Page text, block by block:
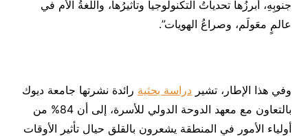
جنوبِهِ، أبرزُها تحدياتُ التكنولوجيا وتأثيرُها، واللغةُ الأم في
عالمٍ معَولَم، وصراعُ الهويات”.
وفي هذا الإطار، تشير دراسة بحثية رائدة نشرتها جامعة ديوك
بالتعاون مع معهد الدوحة الدولي للأسرة، إلى أن 84% من
أولياء الأمور في المنطقة يشعرون بالقلق حيال تأثير الأوقات